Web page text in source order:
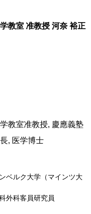
教室 准教授 河奈 裕正
教室准教授, 慶應義塾
, 医学博士
ベルク大学（マインツ大
外科客員研究員